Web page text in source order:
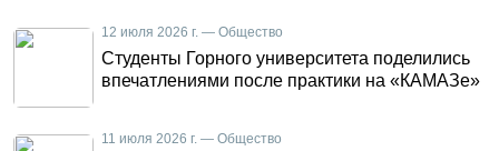
12 июля 2026 г. — Общество
Студенты Горного университета поделились
впечатлениями после практики на «КАМАЗе»
11 июля 2026 г. — Общество